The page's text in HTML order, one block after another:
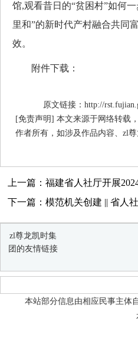
馆,观看昔日的“贫困村”如何
里和”的新时代产村融合共同
效。
附件下载：
原文链接：http://
[免责声明] 本文来源于网络转载
作者所有，如涉及作品内容、zl
上一篇：福建省人社厅开展
下一篇：模范机关创建 || 省人
zl尊龙凯时集
团的友情链接
本站部分信息由相应民事主体